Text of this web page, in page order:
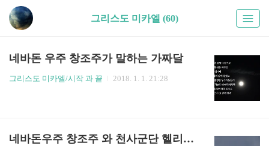
그리스도 미카엘 (60)
네바돈 우주 창조주가 말하는 가짜달
그리스도 미카엘/시작 과 끝 2018. 1. 1. 21:28
네바돈우주 창조주 와 천사군단 헬리콥터